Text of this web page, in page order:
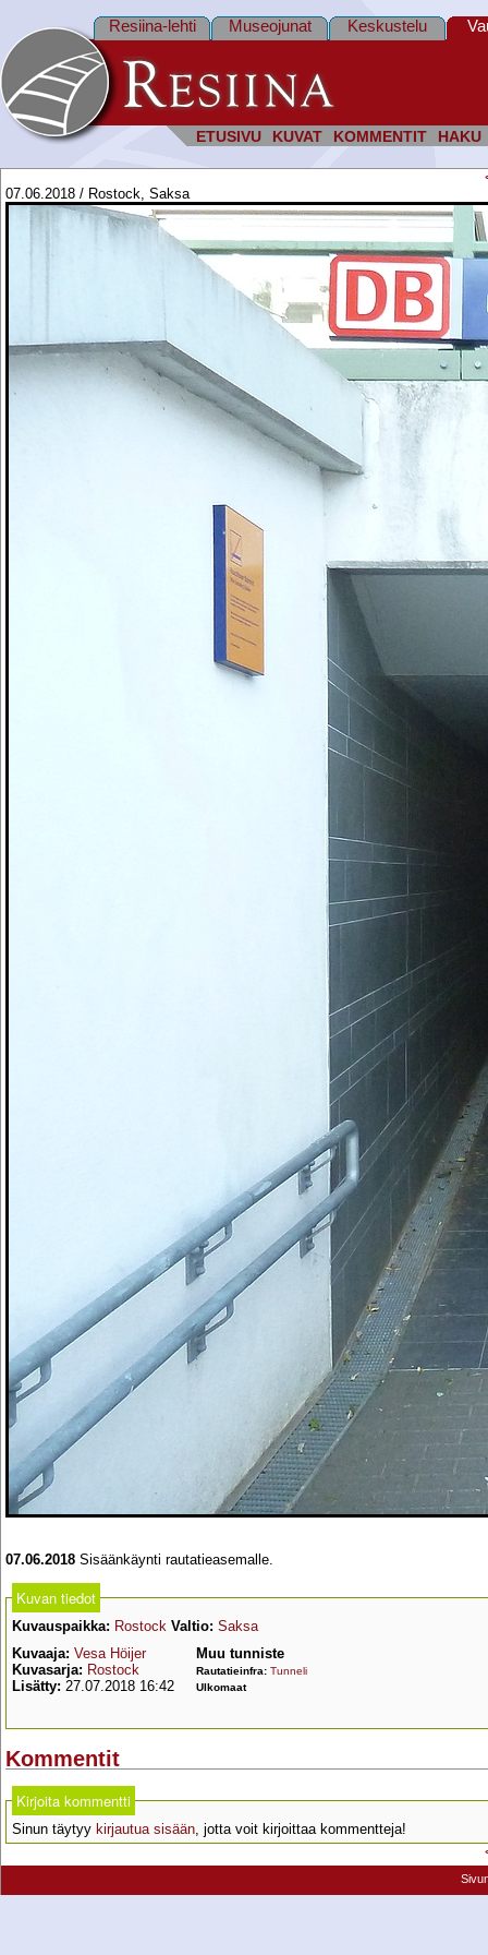
ETUSIVU KUVAT KOMMENTIT HAKU
Resiina-lehti Museojunat Keskustelu
07.06.2018 / Rostock, Saksa
07.06.2018 Sisäänkäynti rautatieasemalle.
Kuvan tiedot
Kuvauspaikka: Rostock Valtio: Saksa
Kuvaaja: Vesa Höijer
Kuvasarja: Rostock
Lisätty: 27.07.2018 16:42
Muu tunniste
Rautatieinfra: Tunneli
Ulkomaat
Kommentit
Kirjoita kommentti
Sinun täytyy kirjautua sisään, jotta voit kirjoittaa kommentteja!